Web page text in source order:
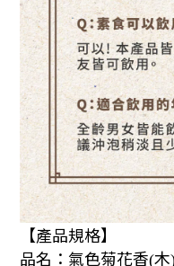
【產品規格】
品名：氣色菊花香(木